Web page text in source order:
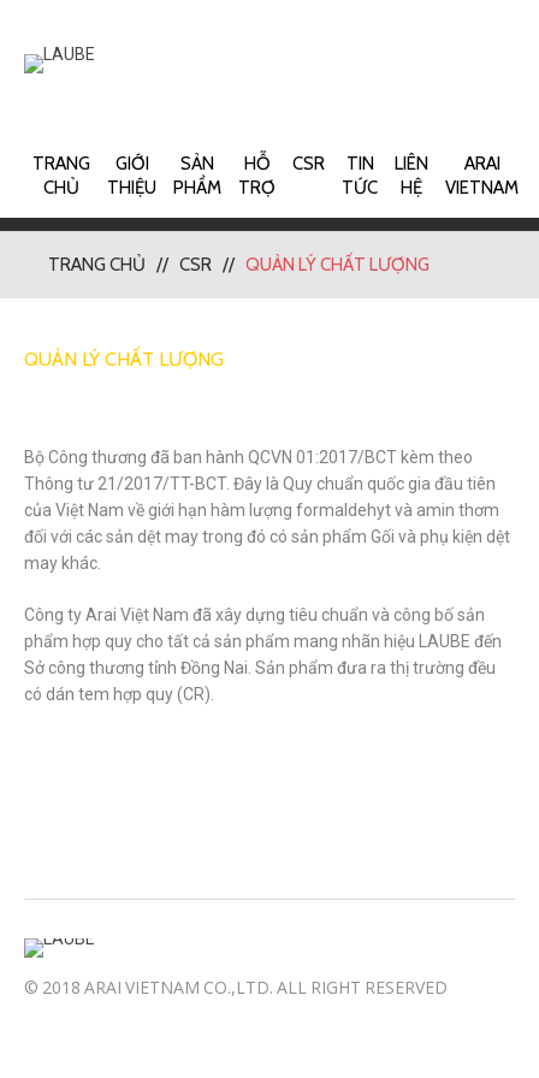
TRANG
CHỦ
GIỚI
THIỆU
SẢN
PHẨM
HỖ
TRỢ
CSR
TIN
TỨC
LIÊN
HỆ
ARAI
VIETNAM
TRANG CHỦ CSR QUẢN LÝ CHẤT LƯỢNG
QUẢN LÝ CHẤT LƯỢNG
Bộ Công thương đã ban hành QCVN 01:2017/BCT kèm theo
Thông tư 21/2017/TT-BCT. Đây là Quy chuẩn quốc gia đầu tiên
của Việt Nam về giới hạn hàm lượng formaldehyt và amin thơm
đối với các sản dệt may trong đó có sản phẩm Gối và phụ kiện dệt
may khác.
Công ty Arai Việt Nam đã xây dựng tiêu chuẩn và công bố sản
phẩm hợp quy cho tất cả sản phẩm mang nhãn hiệu LAUBE đến
Sở công thương tỉnh Đồng Nai. Sản phẩm đưa ra thị trường đều
có dán tem hợp quy (CR).
© 2018 ARAI VIETNAM CO.,LTD. ALL RIGHT RESERVED